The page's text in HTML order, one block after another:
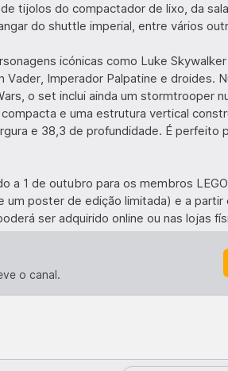
tijolos do compactador de lixo, da
do shuttle imperial, entre vários
icónicas como Luke
Imperador Palpatine e droides.
o set inclui ainda um stormtrooper
e uma estrutura vertical
e 38,3 de profundidade. É perfeito
a 1 de outubro para os membros
um poster de edição limitada) e a partir
ser adquirido online ou nas lojas
o canal.